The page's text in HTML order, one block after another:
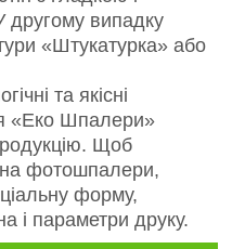
випадку
«Штукатурка» або
та якісні
«Еко Шпалери»
Щоб
фотошпалери,
форму,
і параметри друку.